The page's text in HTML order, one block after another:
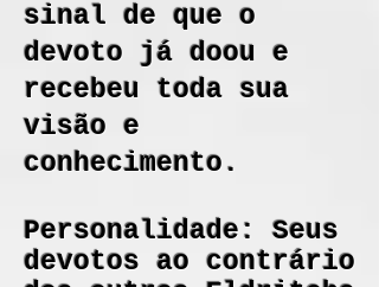
sinal de que o
devoto já doou e
recebeu toda sua
visão e
conhecimento.
Personalidade: Seus
devotos ao contrário